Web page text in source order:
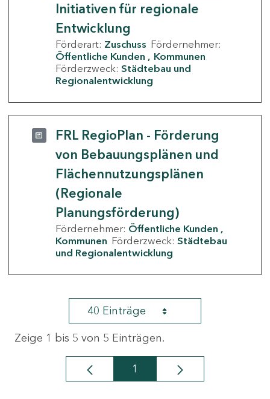
Initiativen für regionale
Entwicklung
Förderart: Zuschuss Fördernehmer:
Öffentliche Kunden
Kommunen
Förderzweck: Städtebau und
Regionalentwicklung
FRL RegioPlan - Förderung
von Bebauungsplänen und
Flächennutzungsplänen
(Regionale
Planungsförderung)
Fördernehmer: Öffentliche Kunden
Kommunen Förderzweck: Städtebau
und Regionalentwicklung
40 Einträge
Zeige 1 bis 5 von 5 Einträgen.
Seite
1